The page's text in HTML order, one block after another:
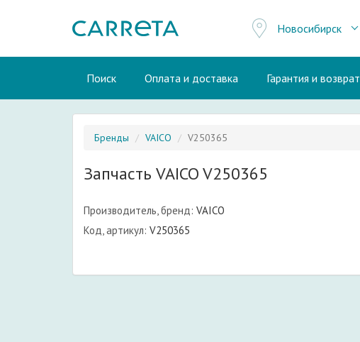
Новосибирск
Поиск Оплата и доставка Гарантия и возврат
Бренды VAICO V250365
Запчасть VAICO V250365
Производитель, бренд: VAICO
Код, артикул: V250365